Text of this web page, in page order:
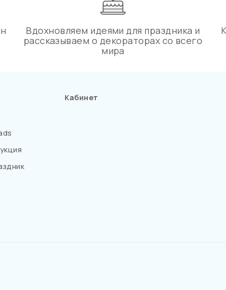
Вдохновляем идеями для праздника и
рассказываем о декораторах со всего
мира
Кабинет